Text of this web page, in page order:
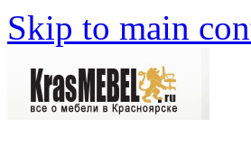
Skip to main